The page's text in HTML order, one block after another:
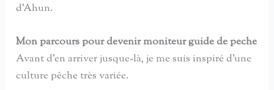
d'Ahun.
Mon parcours pour devenir moniteur guide de peche
Avant d'en arriver jusque-là, je me suis inspiré d'une
culture pêche très variée.